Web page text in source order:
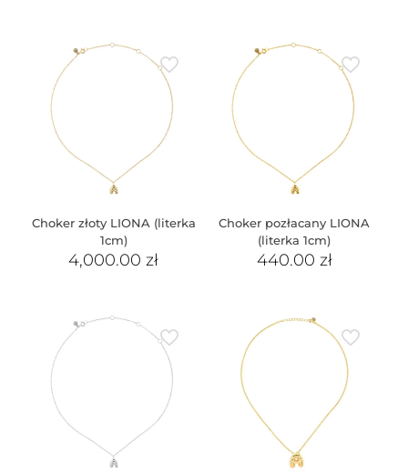
Choker złoty LIONA (literka
1cm)
4,000.00zł
Choker pozłacany LIONA
(literka 1cm)
440.00 zł